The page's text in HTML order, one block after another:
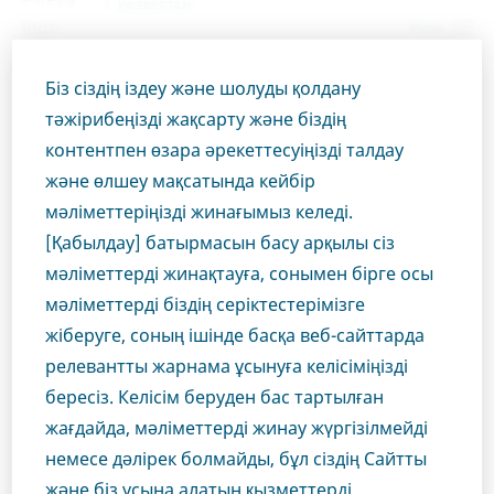
Сіз денсаулық сақтау
саласының маманы
болып табыласыз ба?
Бұл бөлімге кіру үшін медициналық маман
болуыңыз керек, себебі веб-сайтымыздың осы
аймағындағы материалдар тек соларға арналған.
Kazakhstan Өнімдер
РЕЦЕПТУРА ПРЕПАРАТТАРЫ
Диклофенак-ратиофарм, бұлшықет ішіне енгізуге арналған ерітінді, 75
мг / 2 мл
Диклофенак-ратиофарм,
бұлшықет ішіне енгізуге
арналған ерітінді, 75 мг / 2
мл
НЕВРОЛОГИЯ ДИКЛОФЕНАК
Біз сіздің іздеу және шолуды қолдану
тәжірибеңізді жақсарту және біздің
контентпен өзара әрекеттесуіңізді талдау
және өлшеу мақсатында кейбір
мәліметтеріңізді жинағымыз келеді.
[Қабылдау] батырмасын басу арқылы сіз
мәліметтерді жинақтауға, сонымен бірге осы
мәліметтерді біздің серіктестерімізге
жіберуге, соның ішінде басқа веб-сайттарда
релевантты жарнама ұсынуға келісіміңізді
бересіз. Келісім беруден бас тартылған
жағдайда, мәліметтерді жинау жүргізілмейді
немесе дәлірек болмайды, бұл сіздің Сайтты